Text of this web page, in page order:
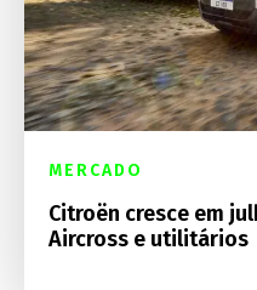
MERCADO
Citroën cresce em
Aircross e utilitários